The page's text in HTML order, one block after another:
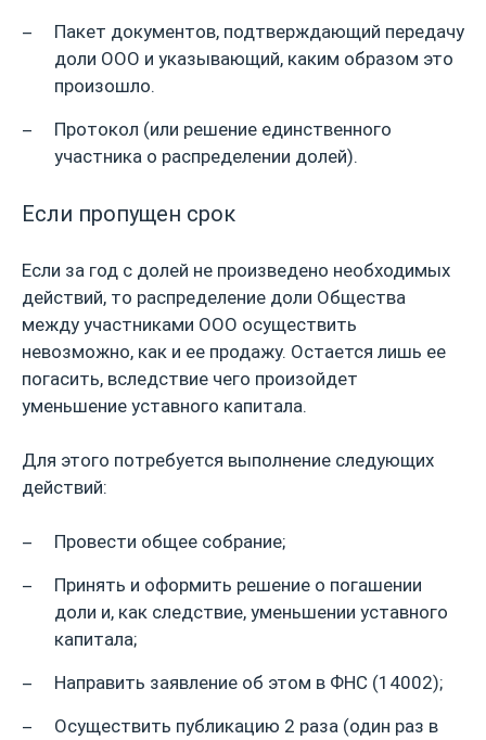
Пакет документов, подтверждающий передачу
доли ООО и указывающий, каким образом это
произошло.
Протокол (или решение единственного
участника о распределении долей).
Если пропущен срок
Если за год с долей не произведено необходимых
действий, то распределение доли Общества
между участниками ООО осуществить
невозможно, как и ее продажу. Остается лишь ее
погасить, вследствие чего произойдет
уменьшение уставного капитала.
Для этого потребуется выполнение следующих
действий:
Провести общее собрание;
Принять и оформить решение о погашении
доли и, как следствие, уменьшении уставного
капитала;
Направить заявление об этом в ФНС (14002);
Осуществить публикацию 2 раза (один раз в